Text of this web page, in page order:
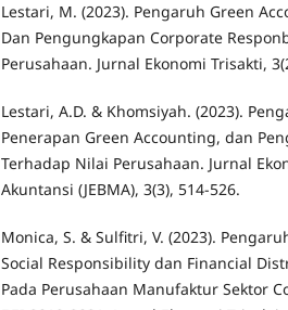
Lestari, M. (2023). Pengaruh Green
Dan Pengungkapan Corporate
Perusahaan. Jurnal Ekonomi Trisakti,
Lestari, A.D. & Khomsiyah. (2023).
Penerapan Green Accounting, dan
Terhadap Nilai Perusahaan. Jurnal
Akuntansi (JEBMA), 3(3), 514-526.
Monica, S. & Sulfitri, V. (2023).
Social Responsibility dan Financial
Pada Perusahaan Manufaktur Sektor